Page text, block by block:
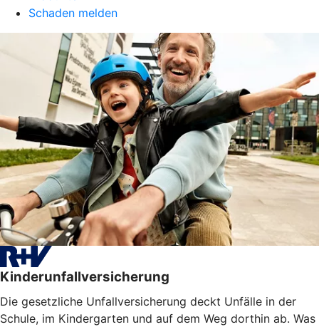
Schaden melden
Kinderunfallversicherung
Die gesetzliche Unfallversicherung deckt Unfälle in der
Schule, im Kindergarten und auf dem Weg dorthin ab. Was